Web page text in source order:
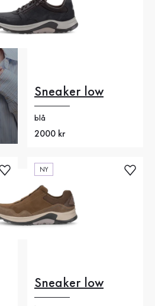
Sneaker low
blå
Nytt pris
2000 kr
NY
Sneaker low